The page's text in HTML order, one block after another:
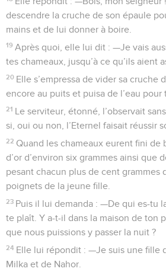
descendre la cruche de son épaule
mains et de lui donner à boire.
19 Après quoi, elle lui dit : —Je vais
tes chameaux, jusqu’à ce qu’ils aient
20 Elle s’empressa de vider sa cruche
encore au puits et puisa de l’eau pour
21 Le serviteur, étonné, l’observait
si, oui ou non, l’Eternel faisait réussir
22 Quand les chameaux eurent fini de
d’or d’environ six grammes ainsi que
pesant chacun plus de cent grammes
poignets de la jeune fille.
23 Puis il lui demanda : —De qui es-tu
te plaît. Y a-t-il dans la maison de ton
que nous puissions y passer la nuit ?
24 Elle lui répondit : —Je suis une fille
Milka et de Nahor.